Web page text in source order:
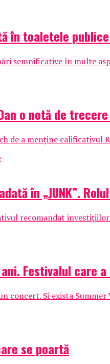
în toaletele
semnificative în multe
o notă de
de a menține
în „JUNK”.
recomandat
ani. Festivalul
concert. Si exista
se poartă